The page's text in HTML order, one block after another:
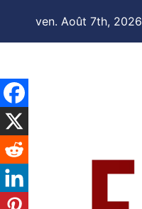
ven. Août 7th, 2026